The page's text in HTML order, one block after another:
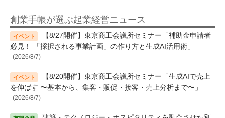
創業手帳が選ぶ起業経営ニュース
【8/27開催】東京商工会議所セミナー「補助金申請者
必見！ 「採択される事業計画」の作り方と生成AI活用術」
(2026/8/7)
【8/20開催】東京商工会議所セミナー「生成AIで売上
を伸ばす 〜基本から、集客・販促・接客・売上分析まで〜」
(2026/8/7)